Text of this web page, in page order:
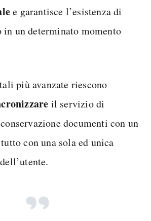
e garantisce l’esistenza di
in un determinato momento
più avanzate riescono
il servizio di
documenti con un
con una sola ed unica